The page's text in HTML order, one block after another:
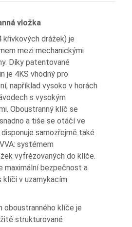
vložka
křivkových drážek) je
mezi mechanickými
Díky patentované
je 4KS vhodný pro
například vysoko v horách
s vysokým
Oboustranný klíč se
a tiše se otáčí ve
samozřejmě také
systémem
vyfrézovaných do klíče.
maximální bezpečnost a
klíči v uzamykacím
oboustranného klíče je
strukturované